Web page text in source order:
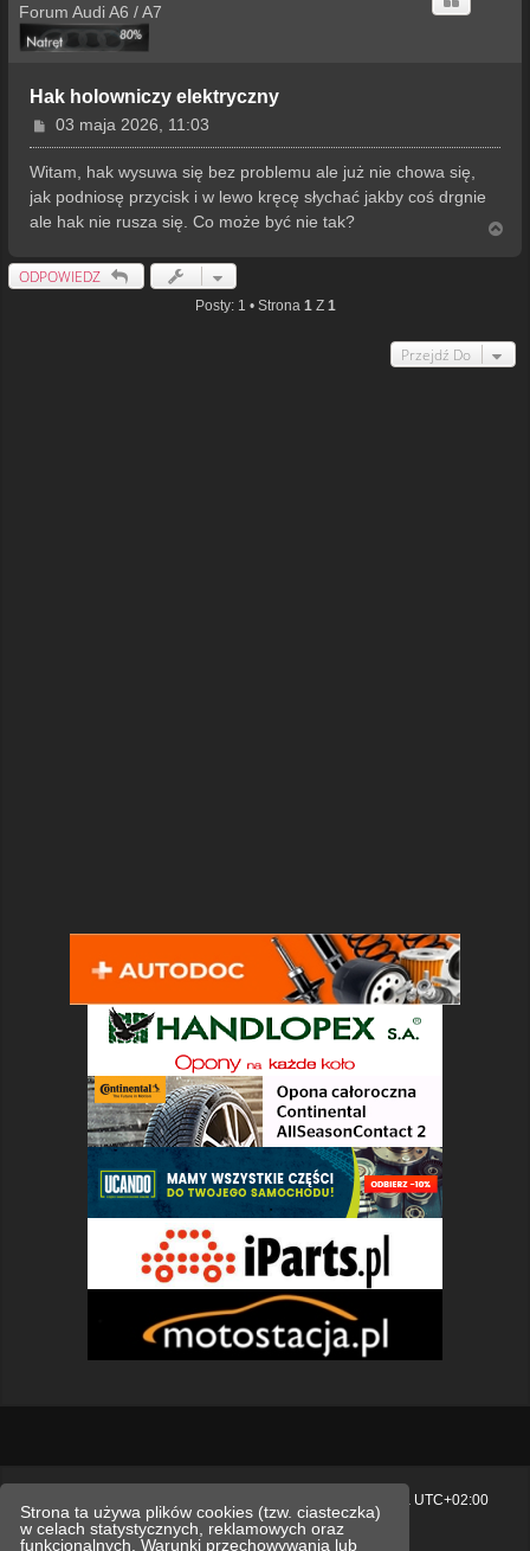
Strona ta używa plików cookies (tzw. ciasteczka)
w celach statystycznych, reklamowych oraz
funkcjonalnych. Warunki przechowywania lub
Forum Audi A6 / A7
Hak holowniczy elektryczny
P
o
s
03 maja 2026, 11:03
Witam, hak wysuwa się bez problemu ale już nie chowa się,
jak podniosę przycisk i w lewo kręcę słychać jakby coś drgnie
ale hak nie rusza się. Co może być nie tak?
ODPOWIEDZ
Posty: 1 • Strona 1Z 1
Przejdź Do
Strefa czasowa UTC+02:00
Polityka prywatności.